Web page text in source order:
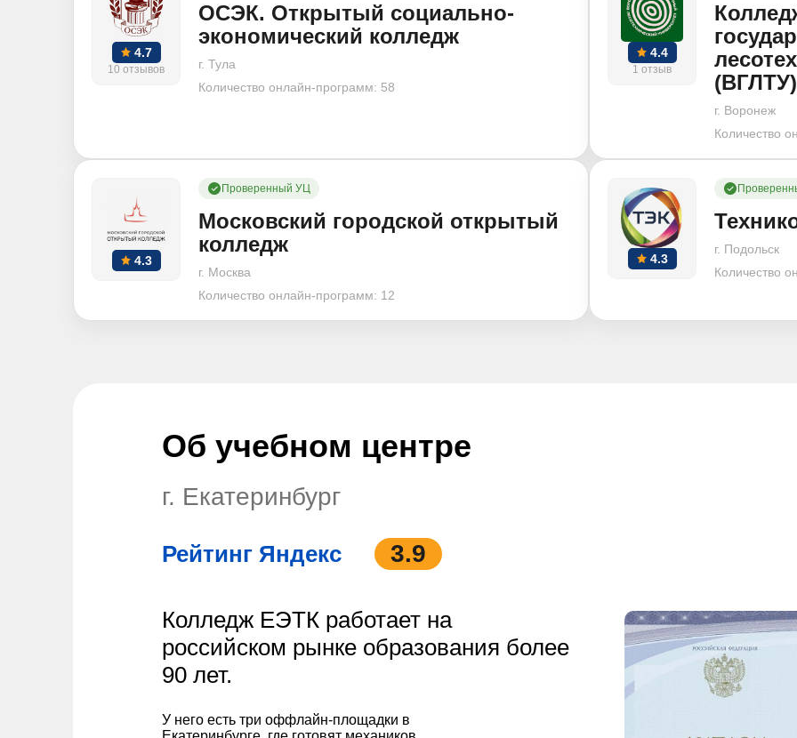
4.7
10 отзывов
ОСЭК. Открытый социально-
экономический колледж
г. Тула
Количество онлайн-программ: 58
4.4
1 отзыв
(ВГЛТУ)
г. Воронеж
Количество
4.3
Проверенный УЦ
Московский городской открытый
колледж
г. Москва
Количество онлайн-программ: 12
4.3
г. Подольск
Количество
Об учебном центре
г. Екатеринбург
Рейтинг Яндекс 3.9
Колледж ЕЭТК работает на
российском рынке образования более
90 лет.
У него есть три оффлайн-площадки в